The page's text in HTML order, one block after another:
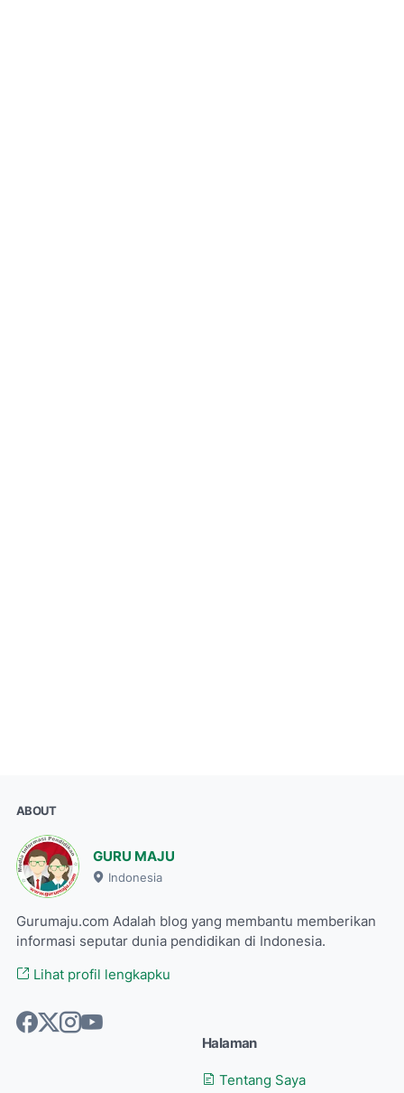
ABOUT
GURU MAJU
Indonesia
Gurumaju.com Adalah blog yang membantu memberikan
informasi seputar dunia pendidikan di Indonesia.
Lihat profil lengkapku
Halaman
Tentang Saya